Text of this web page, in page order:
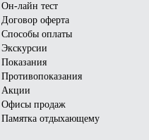
Санаторий «Виктория»
Город:Ессентуки
Он-лайн тест
Договор оферта
Способы оплаты
Экскурсии
Показания
Противопоказания
Акции
Офисы продаж
Памятка отдыхающему